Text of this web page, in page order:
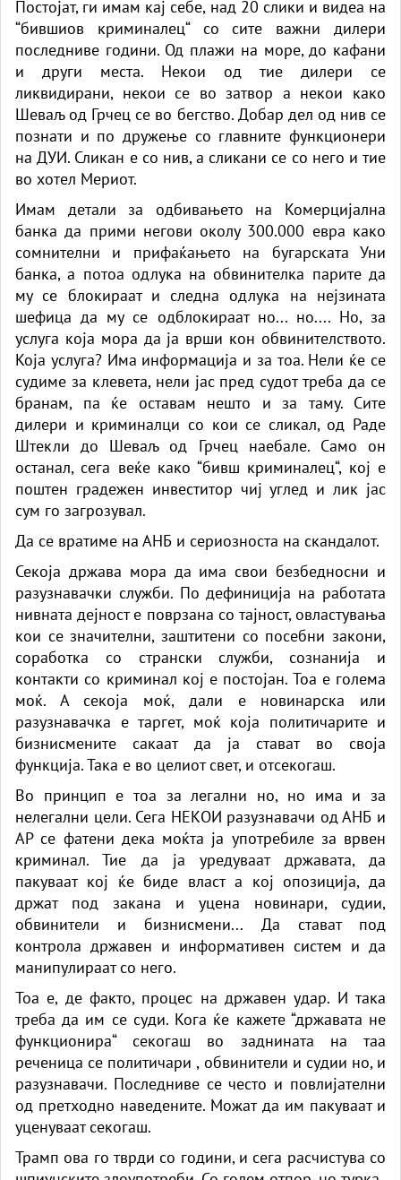
Постојат, ги имам кај себе, над 20 слики и видеа на
“бившиов криминалец“ со сите важни дилери
последниве години. Од плажи на море, до кафани
и други места. Некои од тие дилери се
ликвидирани, некои се во затвор а некои како
Шеваљ од Грчец се во бегство. Добар дел од нив се
познати и по дружење со главните функционери
на ДУИ. Сликан е со нив, а сликани се со него и тие
во хотел Мериот.
Имам детали за одбивањето на Комерцијална
банка да прими негови околу 300.000 евра како
сомнителни и прифаќањето на бугарската Уни
банка, а потоа одлука на обвинителка парите да
му се блокираат и следна одлука на нејзината
шефица да му се одблокираат но... но.... Но, за
услуга која мора да ја врши кон обвинителството.
Која услуга? Има информација и за тоа. Нели ќе се
судиме за клевета, нели јас пред судот треба да се
бранам, па ќе оставам нешто и за таму. Сите
дилери и криминалци со кои се сликал, од Раде
Штекли до Шеваљ од Грчец наебале. Само он
останал, сега веќе како “бивш криминалец“, кој е
поштен градежен инвеститор чиј углед и лик јас
сум го загрозувал.
Да се вратиме на АНБ и сериозноста на скандалот.
Секоја држава мора да има свои безбедносни и
разузнавачки служби. По дефиниција на работата
нивната дејност е поврзана со тајност, овластувања
кои се значителни, заштитени со посебни закони,
соработка со странски служби, сознанија и
контакти со криминал кој е постојан. Тоа е голема
моќ. А секоја моќ, дали е новинарска или
разузнавачка е таргет, моќ која политичарите и
бизнисмените сакаат да ја стават во своја
функција. Така е во целиот свет, и отсекогаш.
Во принцип е тоа за легални но, но има и за
нелегални цели. Сега НЕКОИ разузнавачи од АНБ и
АР се фатени дека моќта ја употребиле за врвен
криминал. Тие да ја уредуваат државата, да
пакуваат кој ќе биде власт а кој опозиција, да
држат под закана и уцена новинари, судии,
обвинители и бизнисмени... Да стават под
контрола државен и информативен систем и да
манипулираат со него.
Тоа е, де факто, процес на државен удар. И така
треба да им се суди. Кога ќе кажете “државата не
функционира“ секогаш во заднината на таа
реченица се политичари , обвинители и судии но, и
разузнавачи. Последниве се често и повлијателни
од претходно наведените. Можат да им пакуваат и
уценуваат секогаш.
Трамп ова го тврди со години, и сега расчистува со